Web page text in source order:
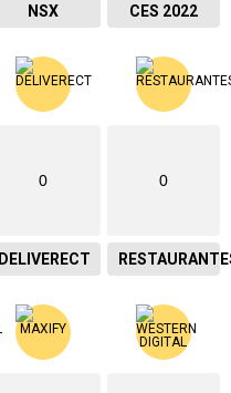
NSX CES 2022
0
DELIVERECT
0